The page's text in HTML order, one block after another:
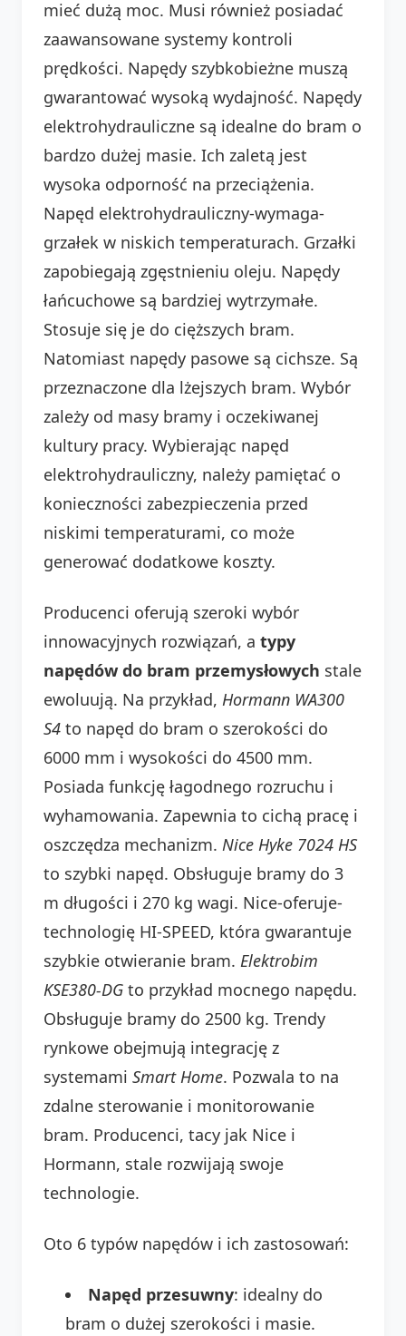
mieć dużą moc. Musi również posiadać
zaawansowane systemy kontroli
prędkości. Napędy szybkobieżne muszą
gwarantować wysoką wydajność. Napędy
elektrohydrauliczne są idealne do bram o
bardzo dużej masie. Ich zaletą jest
wysoka odporność na przeciążenia.
Napęd elektrohydrauliczny-wymaga-
grzałek w niskich temperaturach. Grzałki
zapobiegają zgęstnieniu oleju. Napędy
łańcuchowe są bardziej wytrzymałe.
Stosuje się je do cięższych bram.
Natomiast napędy pasowe są cichsze. Są
przeznaczone dla lżejszych bram. Wybór
zależy od masy bramy i oczekiwanej
kultury pracy. Wybierając napęd
elektrohydrauliczny, należy pamiętać o
konieczności zabezpieczenia przed
niskimi temperaturami, co może
generować dodatkowe koszty.
Producenci oferują szeroki wybór
innowacyjnych rozwiązań, a typy
napędów do bram przemysłowych stale
ewoluują. Na przykład, Hormann WA300
S4 to napęd do bram o szerokości do
6000 mm i wysokości do 4500 mm.
Posiada funkcję łagodnego rozruchu i
wyhamowania. Zapewnia to cichą pracę i
oszczędza mechanizm. Nice Hyke 7024 HS
to szybki napęd. Obsługuje bramy do 3
m długości i 270 kg wagi. Nice-oferuje-
technologię HI-SPEED, która gwarantuje
szybkie otwieranie bram. Elektrobim
KSE380-DG to przykład mocnego napędu.
Obsługuje bramy do 2500 kg. Trendy
rynkowe obejmują integrację z
systemami Smart Home. Pozwala to na
zdalne sterowanie i monitorowanie
bram. Producenci, tacy jak Nice i
Hormann, stale rozwijają swoje
technologie.
Oto 6 typów napędów i ich zastosowań:
Napęd przesuwny: idealny do
bram o dużej szerokości i masie.